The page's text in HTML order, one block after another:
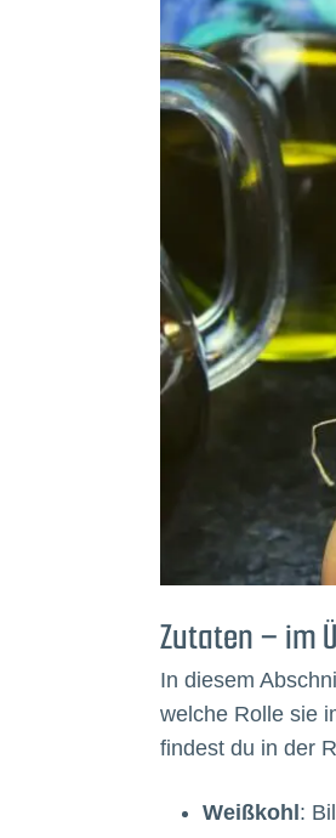
Zutaten – im
In diesem
welche Rolle sie
findest du in der
Weißkohl :